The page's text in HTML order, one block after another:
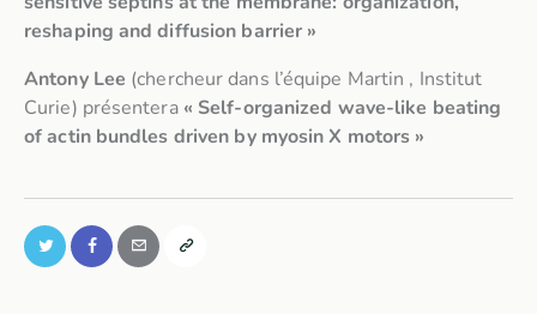
reshaping and diffusion barrier »
Antony Lee (chercheur dans l’équipe Martin , Institut
Curie) présentera « Self-organized wave-like beating
of actin bundles driven by myosin X motors »